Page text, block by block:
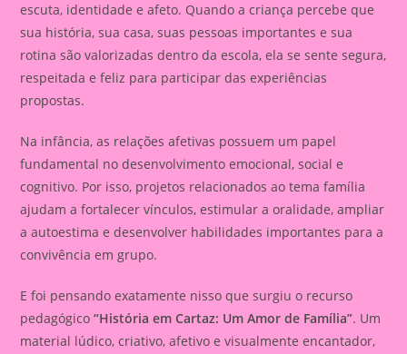
escuta, identidade e afeto. Quando a criança percebe que
sua história, sua casa, suas pessoas importantes e sua
rotina são valorizadas dentro da escola, ela se sente segura,
respeitada e feliz para participar das experiências
propostas.
Na infância, as relações afetivas possuem um papel
fundamental no desenvolvimento emocional, social e
cognitivo. Por isso, projetos relacionados ao tema família
ajudam a fortalecer vínculos, estimular a oralidade, ampliar
a autoestima e desenvolver habilidades importantes para a
convivência em grupo.
E foi pensando exatamente nisso que surgiu o recurso
pedagógico“História em Cartaz: Um Amor de Família”. Um
material lúdico, criativo, afetivo e visualmente encantador,